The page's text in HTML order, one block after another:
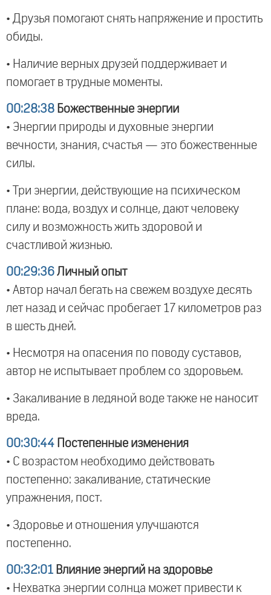
• Друзья помогают снять напряжение и простить
обиды.
• Наличие верных друзей поддерживает и
помогает в трудные моменты.
00:28:38 Божественные энергии
• Энергии природы и духовные энергии
вечности, знания, счастья — это божественные
силы.
• Три энергии, действующие на психическом
плане: вода, воздух и солнце, дают человеку
силу и возможность жить здоровой и
счастливой жизнью.
00:29:36 Личный опыт
• Автор начал бегать на свежем воздухе десять
лет назад и сейчас пробегает 17 километров раз
в шесть дней.
• Несмотря на опасения по поводу суставов,
автор не испытывает проблем со здоровьем.
• Закаливание в ледяной воде также не наносит
вреда.
00:30:44 Постепенные изменения
• С возрастом необходимо действовать
постепенно: закаливание, статические
упражнения, пост.
• Здоровье и отношения улучшаются
постепенно.
00:32:01 Влияние энергий на здоровье
• Нехватка энергии солнца может привести к